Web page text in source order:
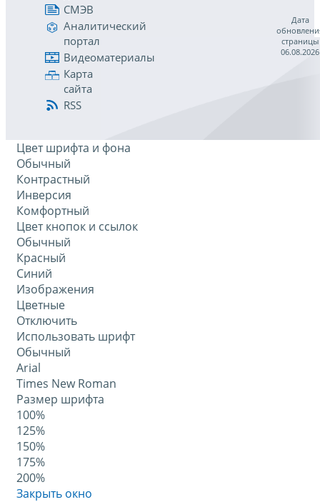
СМЭВ
Аналитический
портал
Видеоматериалы
Карта
сайта
RSS
Дата
страницы
06.08.2026
Цвет шрифта и фона
Обычный
Контрастный
Инверсия
Комфортный
Цвет кнопок и ссылок
Обычный
Красный
Синий
Изображения
Цветные
Отключить
Использовать шрифт
Обычный
Arial
Times New Roman
Размер шрифта
100%
125%
150%
175%
200%
Закрыть окно